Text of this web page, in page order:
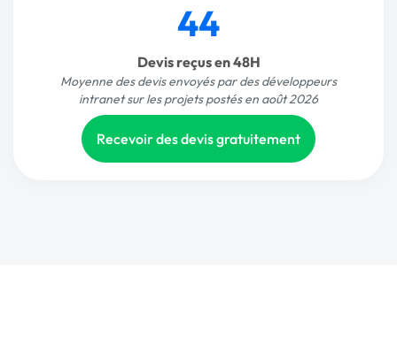
44
Devis reçus en 48H
Moyenne des devis envoyés par des développeurs
intranet sur les projets postés en août 2026
Recevoir des devis gratuitement